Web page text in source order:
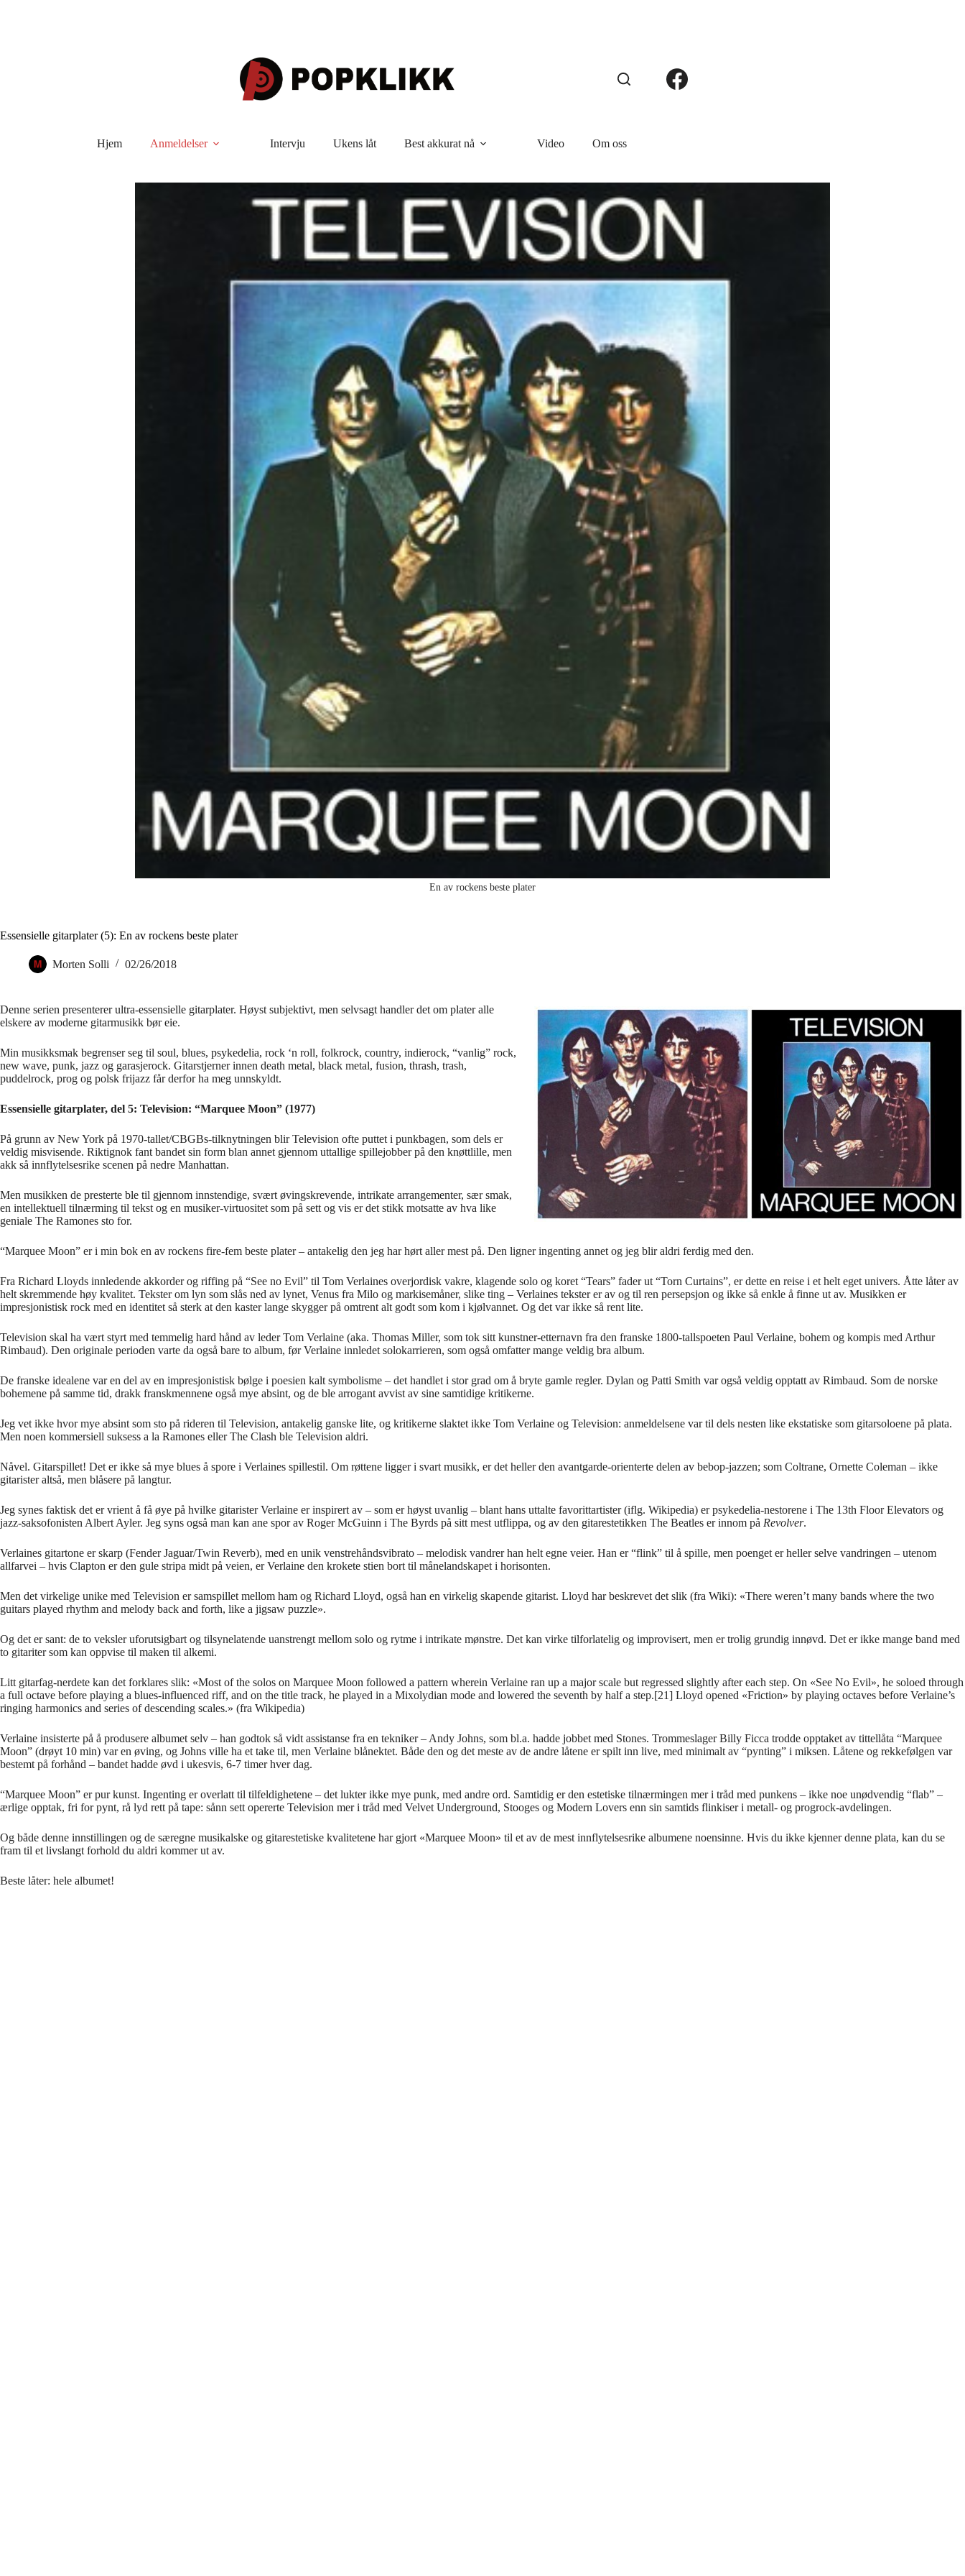
Hjem Anmeldelser Intervju Ukens låt Best akkurat nå Video Om oss
En av rockens beste plater
Essensielle gitarplater (5): En av rockens beste plater
Morten Solli 02/26/2018
Denne serien presenterer ultra-essensielle gitarplater. Høyst subjektivt, men selvsagt handler det om plater alle
elskere av moderne gitarmusikk bør eie.
Min musikksmak begrenser seg til soul, blues, psykedelia, rock ‘n roll, folkrock, country, indierock, “vanlig” rock,
new wave, punk, jazz og garasjerock. Gitarstjerner innen death metal, black metal, fusion, thrash, trash,
puddelrock, prog og polsk frijazz får derfor ha meg unnskyldt.
Essensielle gitarplater, del 5: Television: “Marquee Moon” (1977)
På grunn av New York på 1970-tallet/CBGBs-tilknytningen blir Television ofte puttet i punkbagen, som dels er
veldig misvisende. Riktignok fant bandet sin form blan annet gjennom uttallige spillejobber på den knøttlille, men
akk så innflytelsesrike scenen på nedre Manhattan.
Men musikken de presterte ble til gjennom innstendige, svært øvingskrevende, intrikate arrangementer, sær smak,
en intellektuell tilnærming til tekst og en musiker-virtuositet som på sett og vis er det stikk motsatte av hva like
geniale The Ramones sto for.
“Marquee Moon” er i min bok en av rockens fire-fem beste plater – antakelig den jeg har hørt aller mest på. Den ligner ingenting annet og jeg blir aldri ferdig med den.
Fra Richard Lloyds innledende akkorder og riffing på “See no Evil” til Tom Verlaines overjordisk vakre, klagende solo og koret “Tears” fader ut “Torn Curtains”, er dette en reise i et helt eget univers. Åtte låter av
helt skremmende høy kvalitet. Tekster om lyn som slås ned av lynet, Venus fra Milo og markisemåner, slike ting – Verlaines tekster er av og til ren persepsjon og ikke så enkle å finne ut av. Musikken er
impresjonistisk rock med en identitet så sterk at den kaster lange skygger på omtrent alt godt som kom i kjølvannet. Og det var ikke så rent lite.
Television skal ha vært styrt med temmelig hard hånd av leder Tom Verlaine (aka. Thomas Miller, som tok sitt kunstner-etternavn fra den franske 1800-tallspoeten Paul Verlaine, bohem og kompis med Arthur
Rimbaud). Den originale perioden varte da også bare to album, før Verlaine innledet solokarrieren, som også omfatter mange veldig bra album.
De franske idealene var en del av en impresjonistisk bølge i poesien kalt symbolisme – det handlet i stor grad om å bryte gamle regler. Dylan og Patti Smith var også veldig opptatt av Rimbaud. Som de norske
bohemene på samme tid, drakk franskmennene også mye absint, og de ble arrogant avvist av sine samtidige kritikerne.
Jeg vet ikke hvor mye absint som sto på rideren til Television, antakelig ganske lite, og kritikerne slaktet ikke Tom Verlaine og Television: anmeldelsene var til dels nesten like ekstatiske som gitarsoloene på plata.
Men noen kommersiell suksess a la Ramones eller The Clash ble Television aldri.
Nåvel. Gitarspillet! Det er ikke så mye blues å spore i Verlaines spillestil. Om røttene ligger i svart musikk, er det heller den avantgarde-orienterte delen av bebop-jazzen; som Coltrane, Ornette Coleman – ikke
gitarister altså, men blåsere på langtur.
Jeg synes faktisk det er vrient å få øye på hvilke gitarister Verlaine er inspirert av – som er høyst uvanlig – blant hans uttalte favorittartister (iflg. Wikipedia) er psykedelia-nestorene i The 13th Floor Elevators og
jazz-saksofonisten Albert Ayler. Jeg syns også man kan ane spor av Roger McGuinn i The Byrds på sitt mest utflippa, og av den gitarestetikken The Beatles er innom på Revolver.
Verlaines gitartone er skarp (Fender Jaguar/Twin Reverb), med en unik venstrehåndsvibrato – melodisk vandrer han helt egne veier. Han er “flink” til å spille, men poenget er heller selve vandringen – utenom
allfarvei – hvis Clapton er den gule stripa midt på veien, er Verlaine den krokete stien bort til månelandskapet i horisonten.
Men det virkelige unike med Television er samspillet mellom ham og Richard Lloyd, også han en virkelig skapende gitarist. Lloyd har beskrevet det slik (fra Wiki): «There weren’t many bands where the two
guitars played rhythm and melody back and forth, like a jigsaw puzzle».
Og det er sant: de to veksler uforutsigbart og tilsynelatende uanstrengt mellom solo og rytme i intrikate mønstre. Det kan virke tilforlatelig og improvisert, men er trolig grundig innøvd. Det er ikke mange band med
to gitariter som kan oppvise til maken til alkemi.
Litt gitarfag-nerdete kan det forklares slik: «Most of the solos on Marquee Moon followed a pattern wherein Verlaine ran up a major scale but regressed slightly after each step. On «See No Evil», he soloed through
a full octave before playing a blues-influenced riff, and on the title track, he played in a Mixolydian mode and lowered the seventh by half a step.[21] Lloyd opened «Friction» by playing octaves before Verlaine’s
ringing harmonics and series of descending scales.» (fra Wikipedia)
Verlaine insisterte på å produsere albumet selv – han godtok så vidt assistanse fra en tekniker – Andy Johns, som bl.a. hadde jobbet med Stones. Trommeslager Billy Ficca trodde opptaket av tittellåta “Marquee
Moon” (drøyt 10 min) var en øving, og Johns ville ha et take til, men Verlaine blånektet. Både den og det meste av de andre låtene er spilt inn live, med minimalt av “pynting” i miksen. Låtene og rekkefølgen var
bestemt på forhånd – bandet hadde øvd i ukesvis, 6-7 timer hver dag.
“Marquee Moon” er pur kunst. Ingenting er overlatt til tilfeldighetene – det lukter ikke mye punk, med andre ord. Samtidig er den estetiske tilnærmingen mer i tråd med punkens – ikke noe unødvendig “flab” –
ærlige opptak, fri for pynt, rå lyd rett på tape: sånn sett opererte Television mer i tråd med Velvet Underground, Stooges og Modern Lovers enn sin samtids flinkiser i metall- og progrock-avdelingen.
Og både denne innstillingen og de særegne musikalske og gitarestetiske kvalitetene har gjort «Marquee Moon» til et av de mest innflytelsesrike albumene noensinne. Hvis du ikke kjenner denne plata, kan du se
fram til et livslangt forhold du aldri kommer ut av.
Beste låter: hele albumet!